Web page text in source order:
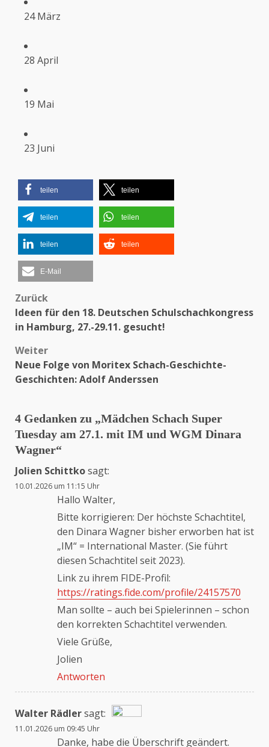
24 März
28 April
19 Mai
23 Juni
teilen teilen
teilen teilen
teilen teilen
E-Mail
Beitragsnavigation
Zurück
Ideen für den 18. Deutschen Schulschachkongress
in Hamburg, 27.-29.11. gesucht!
Weiter
Neue Folge von Moritex Schach-Geschichte-
Geschichten: Adolf Anderssen
4 Gedanken zu „Mädchen Schach Super
Tuesday am 27.1. mit IM und WGM Dinara
Wagner“
Jolien Schittkosagt:
10.01.2026 um 11:15 Uhr
Hallo Walter,
Bitte korrigieren: Der höchste Schachtitel,
den Dinara Wagner bisher erworben hat ist
„IM“ = International Master. (Sie führt
diesen Schachtitel seit 2023).
Link zu ihrem FIDE-Profil:
https://ratings.fide.com/profile/24157570
Man sollte – auch bei Spielerinnen – schon
den korrekten Schachtitel verwenden.
Viele Grüße,
Jolien
Antworten
Walter Rädlersagt:
Das „Echte-Person“-Abzeichen!
11.01.2026 um 09:45 Uhr
Danke, habe die Überschrift geändert.